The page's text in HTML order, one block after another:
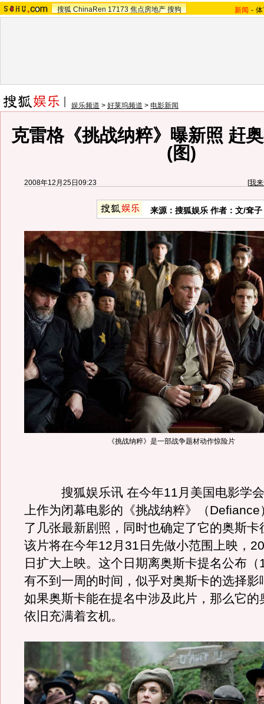
搜狐 ChinaRen 17173 焦点房地产 搜狗 新闻 -
娱乐频道 > 好莱坞频道 > 电影新闻
克雷格《挑战纳粹》曝新照 赶
(图)
2008年12月25日09:23 [我
来源：搜狐娱乐 作者：文/耷子
《挑战纳粹》是一部战争题材动作惊险片
搜狐娱乐讯 在今年11月美国电影学会
上作为闭幕电影的《挑战纳粹》（Defiance
了几张最新剧照，同时也确定了它的奥斯卡
该片将在今年12月31日先做小范围上映，
日扩大上映。这个日期离奥斯卡提名公布
有不到一周的时间，似乎对奥斯卡的选择影
如果奥斯卡能在提名中涉及此片，那么它的
依旧充满着玄机。